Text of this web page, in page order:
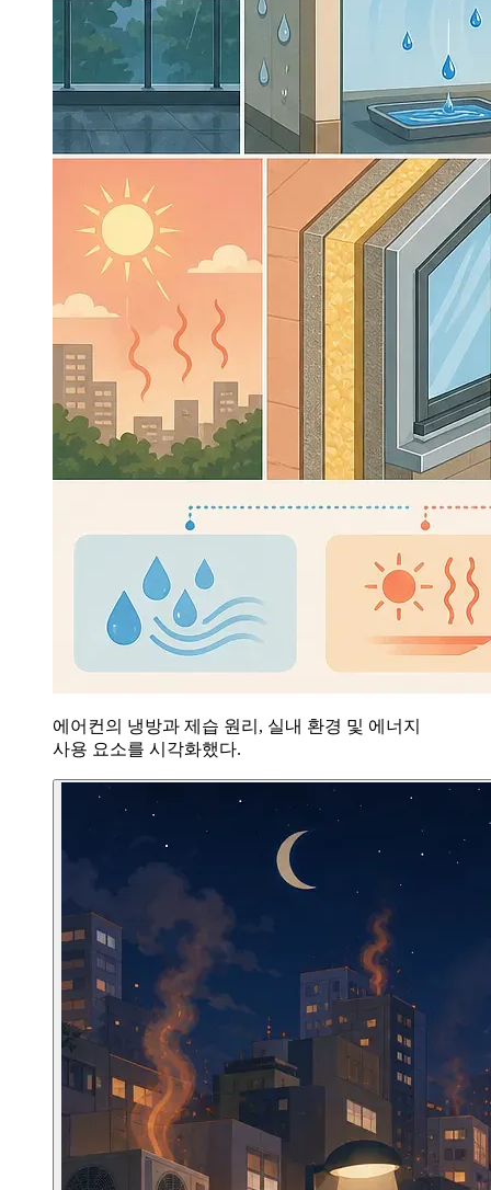
에어컨의 냉방과 제습 원리, 실내 환경 및 에너지
사용 요소를 시각화했다.